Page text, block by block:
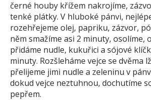
černé houby křížem nakrojíme,
tenké plátky. V hluboké pánvi,
rozehřejeme olej, papriku, zázvor,
něm smažíme asi 2 minuty, osolíme,
přidáme nudle, kukuřici a sójové
minuty. Rozšleháme vejce se dvěma
přelijeme jimi nudle a zeleninu v
dokud vejce neztuhnou, dochutíme
pepřem.